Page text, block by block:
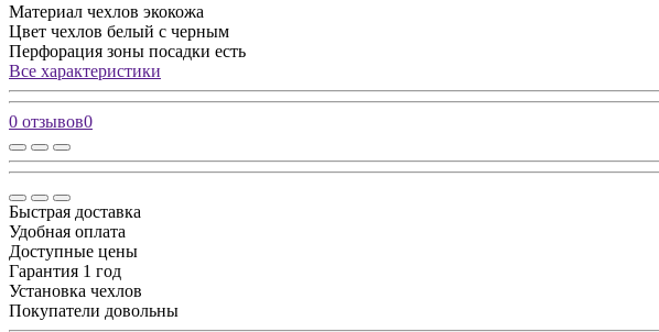
Материал чехлов экокожа
Цвет чехлов белый с черным
Перфорация зоны посадки есть
Все характеристики
0 отзывов0
Быстрая доставка
Удобная оплата
Доступные цены
Гарантия 1 год
Установка чехлов
Покупатели довольны